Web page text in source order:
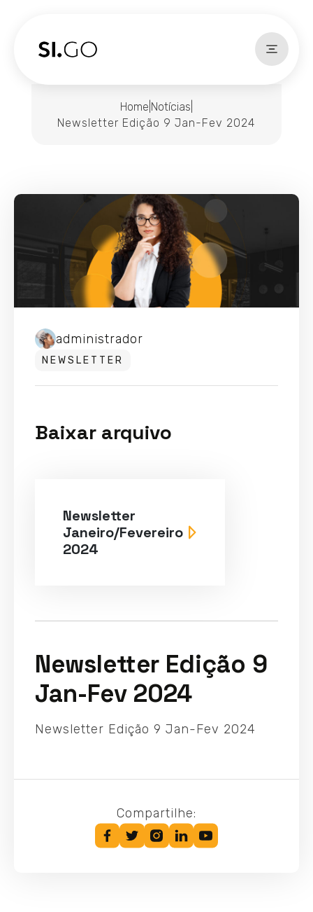
Home Notícias
Newsletter Edição 9 Jan-Fev 2024
administrador
NEWSLETTER
Baixar arquivo
Newsletter
Janeiro/Fevereiro
2024
Newsletter Edição 9
Jan-Fev 2024
Newsletter Edição 9 Jan-Fev 2024
Compartilhe: